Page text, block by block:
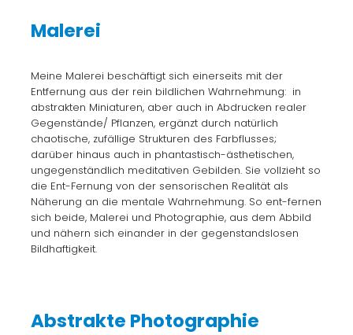
Malerei
Meine Malerei beschäftigt sich einerseits mit der
Entfernung aus der rein bildlichen Wahrnehmung: in
abstrakten Miniaturen, aber auch in Abdrucken realer
Gegenstände/ Pflanzen, ergänzt durch natürlich
chaotische, zufällige Strukturen des Farbflusses;
darüber hinaus auch in phantastisch-ästhetischen,
ungegenständlich meditativen Gebilden. Sie vollzieht so
die Ent-Fernung von der sensorischen Realität als
Näherung an die mentale Wahrnehmung. So ent-fernen
sich beide, Malerei und Photographie, aus dem Abbild
und nähern sich einander in der gegenstandslosen
Bildhaftigkeit.
Abstrakte Photographie